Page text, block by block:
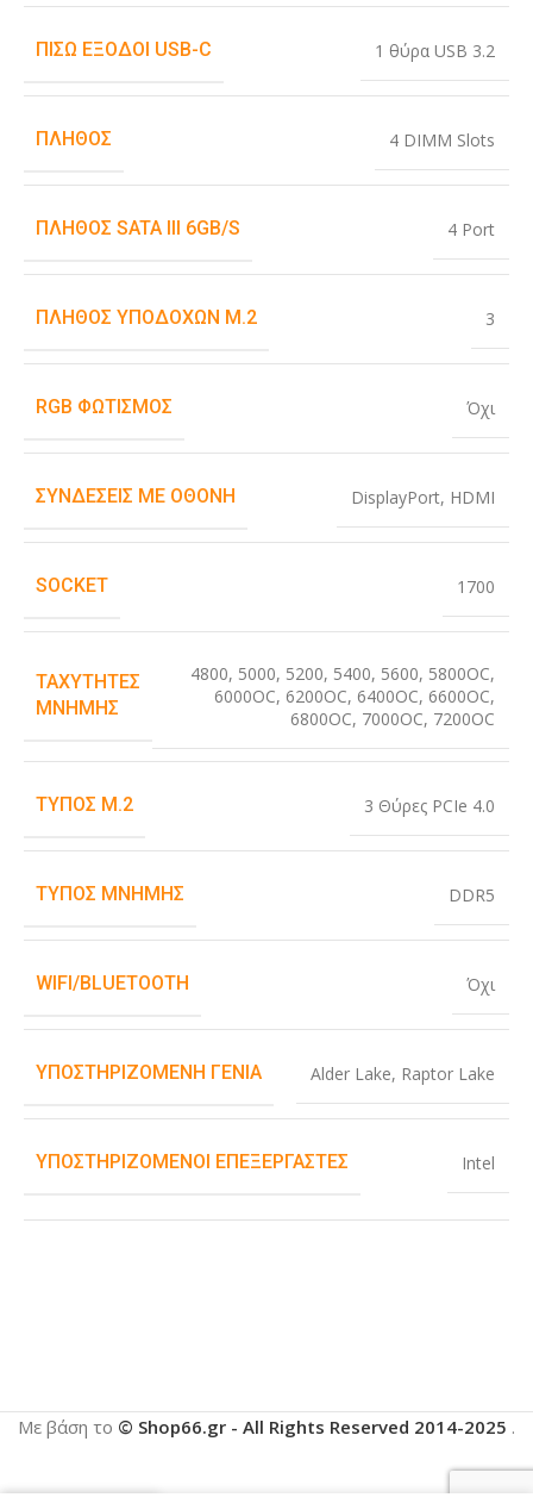
ΠΊΣΩ ΈΞΟΔΟΙ USB-C 1 θύρα USB 3.2
ΠΛΉΘΟΣ 4 DIMM Slots
ΠΛΉΘΟΣ SATA III 6GB/S 4 Port
ΠΛΉΘΟΣ ΥΠΟΔΟΧΏΝ M.2 3
RGB ΦΩΤΙΣΜΌΣ Όχι
ΣΥΝΔΈΣΕΙΣ ΜΕ ΟΘΌΝΗ DisplayPort, HDMI
SOCKET 1700
ΤΑΧΎΤΗΤΕΣ
ΜΝΉΜΗΣ
4800, 5000, 5200, 5400, 5600, 5800OC,
6000OC, 6200OC, 6400OC, 6600OC,
6800OC, 7000OC, 7200OC
ΤΎΠΟΣ M.2 3 Θύρες PCIe 4.0
ΤΎΠΟΣ ΜΝΉΜΗΣ DDR5
WIFI/BLUETOOTH Όχι
ΥΠΟΣΤΗΡΙΖΌΜΕΝΗ ΓΕΝΙΆ Alder Lake, Raptor Lake
ΥΠΟΣΤΗΡΙΖΌΜΕΝΟΙ ΕΠΕΞΕΡΓΑΣΤΈΣ Intel
Με βάση το © Shop66.gr - All Rights Reserved 2014-2025 .